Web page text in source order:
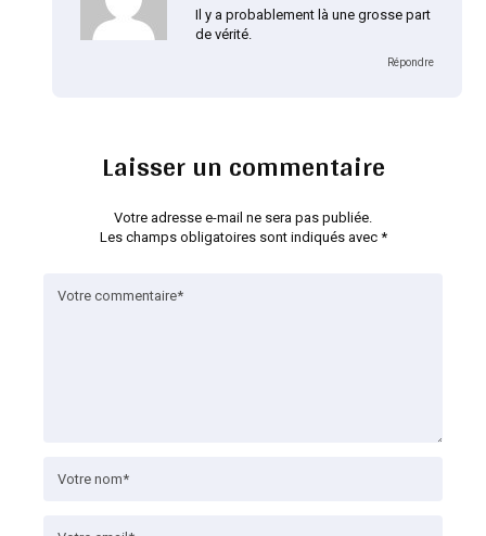
Il y a probablement là une grosse part
de vérité.
Répondre
Laisser un commentaire
Votre adresse e-mail ne sera pas publiée.
Les champs obligatoires sont indiqués avec *